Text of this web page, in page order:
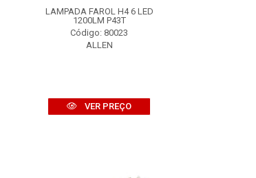
LAMPADA FAROL H4 6 LED
1200LM P43T
Código: 80023
ALLEN
VER PREÇO